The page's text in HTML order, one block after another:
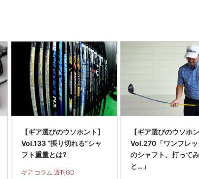
【ギア選びのウソホント】
Vol.133 “振り切れる”シャ
フト重量とは?
ギア コラム 週刊GD
【ギア選びのウソホ
Vol.270「ワンフレ
のシャフト、打って
と…」